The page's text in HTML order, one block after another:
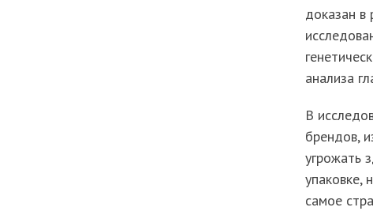
доказан в
анализа
В
брендов,
угрожать
упаковке,
самое